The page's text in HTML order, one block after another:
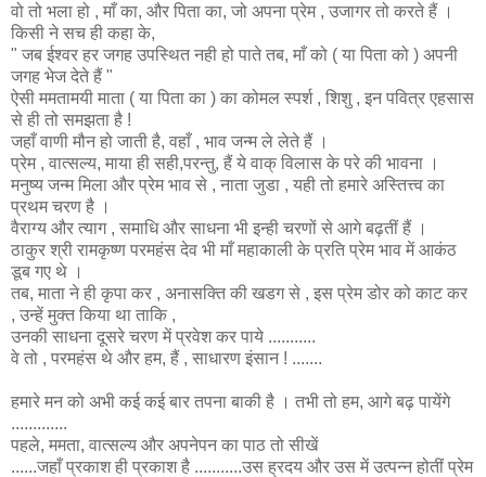
वो तो भला हो , माँ का, और पिता का, जो अपना प्रेम , उजागर तो करते हैं ।
किसी ने सच ही कहा के,
" जब ईश्वर हर जगह उपस्थित नही हो पाते तब, माँ को ( या पिता को ) अपनी
जगह भेज देते हैं "
ऐसी ममतामयी माता ( या पिता का ) का कोमल स्पर्श , शिशु , इन पवित्र एहसास
से ही तो समझता है !
जहाँ वाणी मौन हो जाती है, वहाँ , भाव जन्म ले लेते हैं ।
प्रेम , वात्सल्य, माया ही सही,परन्तु, हैं ये वाक् विलास के परे की भावना ।
मनुष्य जन्म मिला और प्रेम भाव से , नाता जुडा , यही तो हमारे अस्तित्त्व का
प्रथम चरण है ।
वैराग्य और त्याग , समाधि और साधना भी इन्ही चरणों से आगे बढ़तीं हैं ।
ठाकुर श्री रामकृष्ण परमहंस देव भी माँ महाकाली के प्रति प्रेम भाव में आकंठ
डूब गए थे ।
तब, माता ने ही कृपा कर , अनासक्ति की खडग से , इस प्रेम डोर को काट कर
, उन्हें मुक्त किया था ताकि ,
उनकी साधना दूसरे चरण में प्रवेश कर पाये ...........
वे तो , परमहंस थे और हम, हैं , साधारण इंसान ! .......
हमारे मन को अभी कई कई बार तपना बाकी है । तभी तो हम, आगे बढ़ पायेंगे
.............
पहले, ममता, वात्सल्य और अपनेपन का पाठ तो सीखें
......जहाँ प्रकाश ही प्रकाश है ...........उस ह्रदय और उस में उत्पन्न होतीं प्रेम